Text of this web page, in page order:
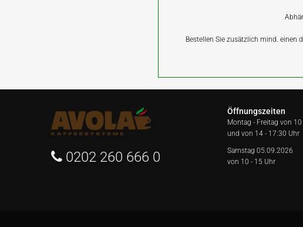
Bestellen Sie zusätzlich mind. einen
0202 260 666 0
Öffnungszeiten
Montag - Freitag von
und von 14 - 17:30 Uhr
Samstag 05.09.2026
von 10 - 15 Uhr